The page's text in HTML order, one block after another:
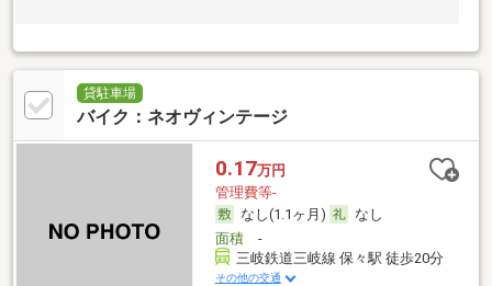
貸駐車場
バイク：ネオヴィンテージ
0.17万円
管理費等-
なし(1.1ヶ月)
なし
面積-
三岐鉄道三岐線 保々駅 徒歩20分
その他の交通